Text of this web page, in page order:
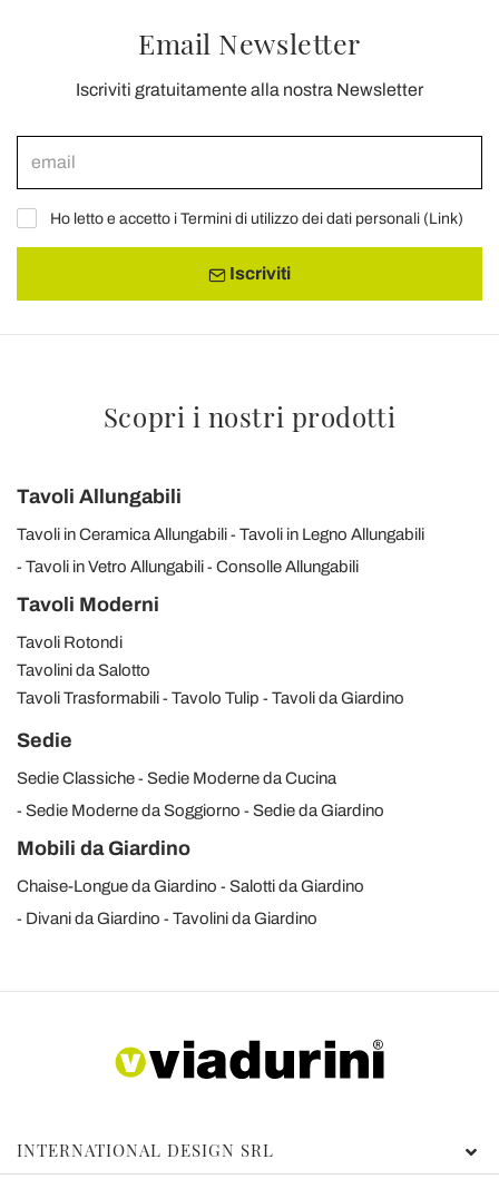
Email Newsletter
Iscriviti gratuitamente alla nostra Newsletter
Ho letto e accetto i Termini di utilizzo dei dati personali (Link)
Iscriviti
Scopri i nostri prodotti
Tavoli Allungabili
Tavoli in Ceramica Allungabili
Tavoli in Legno Allungabili
Tavoli in Vetro Allungabili
Consolle Allungabili
Tavoli Moderni
Tavoli Rotondi
Tavolini da Salotto
Tavoli Trasformabili
Tavolo Tulip Tavoli da Giardino
Sedie
Sedie Classiche
Sedie Moderne da Cucina
Sedie Moderne da Soggiorno
Sedie da Giardino
Mobili da Giardino
Chaise-Longue da Giardino
Salotti da Giardino
Divani da Giardino
Tavolini da Giardino
INTERNATIONAL DESIGN SRL